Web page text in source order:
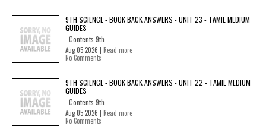
9TH SCIENCE - BOOK BACK ANSWERS - UNIT 23 - TAMIL MEDIUM
GUIDES
Contents 9th...
Aug 05 2026 | Read more
No Comments
9TH SCIENCE - BOOK BACK ANSWERS - UNIT 22 - TAMIL MEDIUM
GUIDES
Contents 9th...
Aug 05 2026 | Read more
No Comments